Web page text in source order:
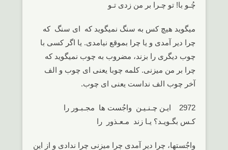
چُـو با! تو چـرا بر من زدی تـو
میگوید هیچ کس به سنگ نمیگوید که ای سنگ که
چرا دیر آمدی و یا چرا بموقع نیامدی. یا اگر کسی با
چوب دیگری را بزند، مضروب به چوب نمیگوید که
چرا بر من میزنی. کلمه چوبا یعنی ای چوب و الف
آخر چوب الف نداست یعنی ای چوب.
2972 ایـن چـنـیـن واجُست ها مجـبـور را
کـس بگـویـد؟ یـا زند مـعـذور را
واجُستها، چرا دیر آمدی چرا میزنی چرا ندادی و از این